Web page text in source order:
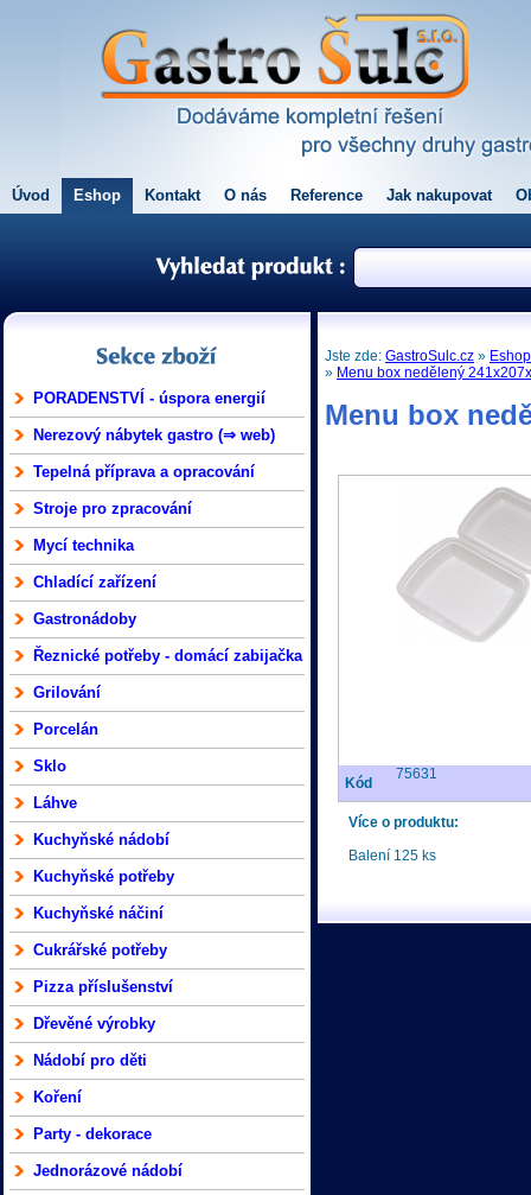
Úvod Eshop Kontakt O nás Reference Jak nakupovat
PORADENSTVÍ - úspora energií
Nerezový nábytek gastro (⇒ web)
Tepelná příprava a opracování
Stroje pro zpracování
Mycí technika
Chladící zařízení
Gastronádoby
Řeznické potřeby - domácí zabijačka
Grilování
Porcelán
Sklo
Láhve
Kuchyňské nádobí
Kuchyňské potřeby
Kuchyňské náčiní
Cukrářské potřeby
Pizza příslušenství
Dřevěné výrobky
Nádobí pro děti
Koření
Party - dekorace
Jednorázové nádobí
Jste zde:GastroSulc.cz » Eshop
» Menu box nedělený
Menu box
Kód
75631
Více o produktu:
Balení 125 ks